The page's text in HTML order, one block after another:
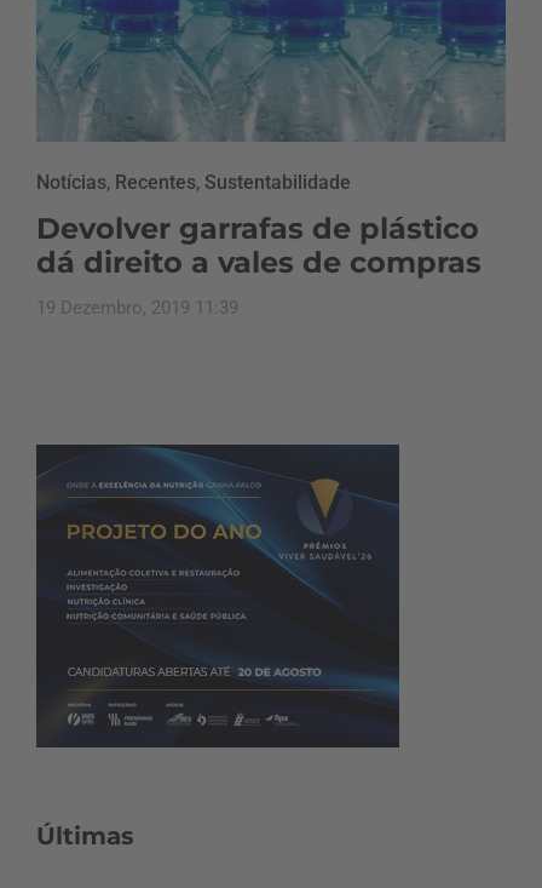
Notícias, Recentes, Sustentabilidade
Devolver garrafas de plástico
dá direito a vales de compras
19 Dezembro, 2019 11:39
Últimas